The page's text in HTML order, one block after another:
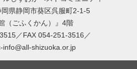
県静岡市葵区呉服町2-1-5
（ごふくかん）』4階
／FAX 054-251-3516／
info@all-shizuoka.or.jp